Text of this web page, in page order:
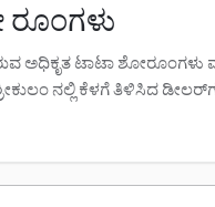
ರೂಂಗಳು
ಅಧಿಕೃತ ಟಾಟಾ
ನಲ್ಲಿ ಕೆಳಗೆ ತಿಳಿಸಿದ